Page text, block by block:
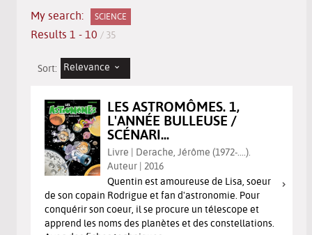
My search: SCIENCE
Results 1 - 10 / 35
Sort: Relevance
LES ASTROMÔMES. 1,
L'ANNÉE BULLEUSE /
SCÉNARI...
Livre | Derache, Jérôme (1972-....).
Auteur | 2016
Quentin est amoureuse de Lisa, soeur
de son copain Rodrigue et fan d'astronomie. Pour
conquérir son coeur, il se procure un télescope et
apprend les noms des planètes et des constellations.